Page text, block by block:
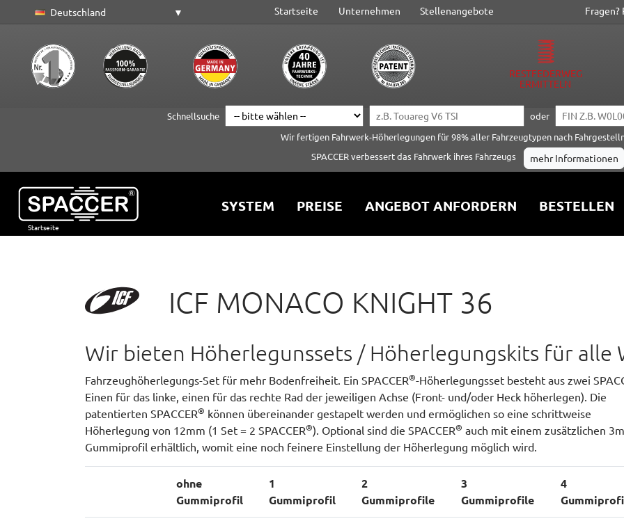
Deutschland Startseite Unternehmen Stellenangebote
RESTFEDERWEG
ERMITTELN
Schnellsuche
oder
Wir fertigen Fahrwerk-Höherlegungen für 98% aller Fahrzeugtypen nach
SPACCER verbessert das Fahrwerk ihres Fahrzeugs
mehr Informationen
Startseite
SYSTEM PREISE ANGEBOT ANFORDERN BESTELLEN
ICF MONACO KNIGHT 36
Wir bieten Höherlegunssets / Höherlegungskits für alle
Fahrzeughöherlegungs-Set für mehr Bodenfreiheit. Ein SPACCER®-Höherlegungsset besteht aus zwei
Einen für das linke, einen für das rechte Rad der jeweiligen Achse (Front- und/oder Heck höherlegen). Die
patentierten SPACCER® können übereinander gestapelt werden und ermöglichen so eine schrittweise
Höherlegung von 12mm (1 Set = 2 SPACCER®). Optional sind die SPACCER® auch mit einem zusätzlichen
Gummiprofil erhältlich, womit eine noch feinere Einstellung der Höherlegung möglich wird.
ohne
Gummiprofil
1
Gummiprofil
2
Gummiprofile
3
Gummiprofile
4